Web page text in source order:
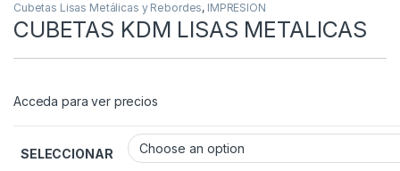
Cubetas Lisas Metálicas y Rebordes, IMPRESION
CUBETAS KDM LISAS METALICAS
Acceda para ver precios
SELECCIONAR